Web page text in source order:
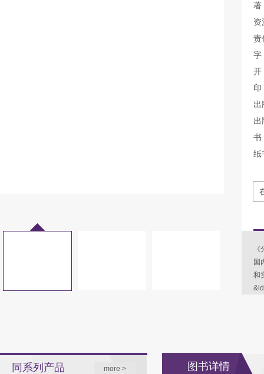
著
资
责
出
出
纸
国
和
同系列产品 more > 图书详情